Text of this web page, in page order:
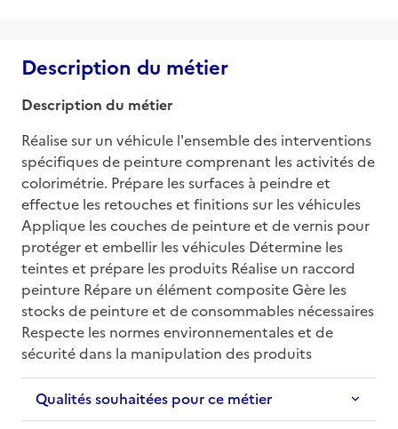
Description du métier
Description du métier
Réalise sur un véhicule l'ensemble des interventions
spécifiques de peinture comprenant les activités de
colorimétrie. Prépare les surfaces à peindre et
effectue les retouches et finitions sur les véhicules
Applique les couches de peinture et de vernis pour
protéger et embellir les véhicules Détermine les
teintes et prépare les produits Réalise un raccord
peinture Répare un élément composite Gère les
stocks de peinture et de consommables nécessaires
Respecte les normes environnementales et de
sécurité dans la manipulation des produits
Qualités souhaitées pour ce métier